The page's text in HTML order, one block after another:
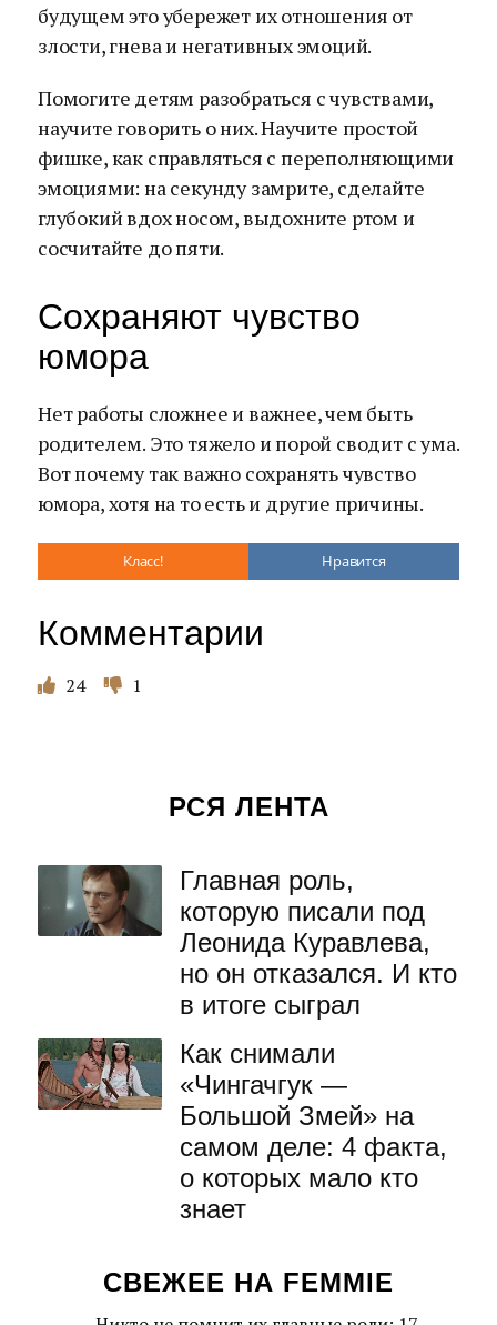
будущем это убережет их отношения от
злости, гнева и негативных эмоций.
Помогите детям разобраться с чувствами,
научите говорить о них. Научите простой
фишке, как справляться с переполняющими
эмоциями: на секунду замрите, сделайте
глубокий вдох носом, выдохните ртом и
сосчитайте до пяти.
Сохраняют чувство
юмора
Нет работы сложнее и важнее, чем быть
родителем. Это тяжело и порой сводит с ума.
Вот почему так важно сохранять чувство
юмора, хотя на то есть и другие причины.
Класс! Нравится
Комментарии
24 1
РСЯ ЛЕНТА
Главная роль,
которую писали под
Леонида Куравлева,
но он отказался. И кто
в итоге сыграл
Как снимали
«Чингачгук —
Большой Змей» на
самом деле: 4 факта,
о которых мало кто
знает
СВЕЖЕЕ НА FEMMIE